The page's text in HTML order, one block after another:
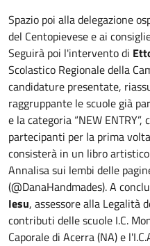
Spazio poi alla delegazione
del Centopievese e ai
Seguirà poi l'intervento di
Scolastico Regionale della
candidature presentate,
raggruppante le scuole già
e la categoria “NEW
partecipanti per la prima
consisterà in un libro
Annalisa sui lembi delle
(@DanaHandmades). A
Iesu, assessore alla Legalità
contributi delle scuole I.C.
Caporale di Acerra (NA) e